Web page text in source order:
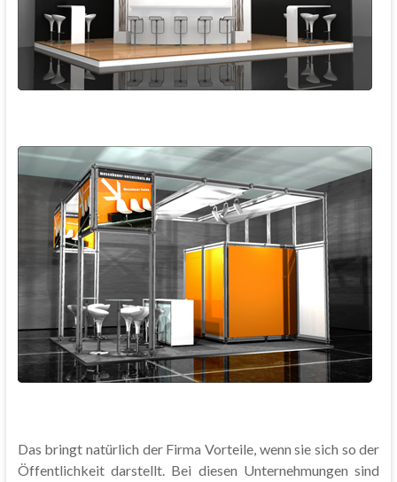
Das bringt natürlich der Firma Vorteile, wenn sie sich so der
Öffentlichkeit darstellt. Bei diesen Unternehmungen sind